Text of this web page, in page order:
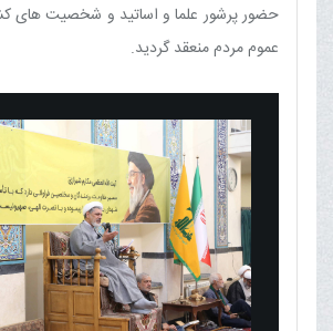
حضور پرشور علما و اساتید و شخصیت های
عموم مردم منعقد گردید.